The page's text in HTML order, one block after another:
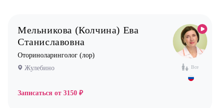
Все
Мельникова (Колчина) Ева
Станиславовна
Оториноларинголог (лор)
Жулебино
Записаться от 3150 ₽